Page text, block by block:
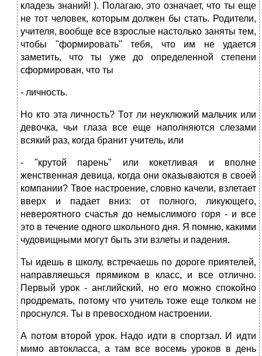
кладезь знаний! ). Полагаю, это означает, что ты еще
не тот человек, которым должен бы стать. Родители,
учителя, вообще все взрослые настолько заняты тем,
чтобы "формировать" тебя, что им не удается
заметить, что ты уже до определенной степени
сформирован, что ты
- личность.
Но кто эта личность? Тот ли неуклюжий мальчик или
девочка, чьи глаза все еще наполняются слезами
всякий раз, когда бранит учитель, или
- "крутой парень" или кокетливая и вполне
женственная девица, когда они оказываются в своей
компании? Твое настроение, словно качели, взлетает
вверх и падает вниз: от полного, ликующего,
невероятного счастья до немыслимого горя - и все
это в течение одного школьного дня. Я помню, какими
чудовищными могут быть эти взлеты и падения.
Ты идешь в школу, встречаешь по дороге приятелей,
направляешься прямиком в класс, и все отлично.
Первый урок - английский, но его можно спокойно
продремать, потому что учитель тоже еще толком не
проснулся. Ты в превосходном настроении.
А потом второй урок. Надо идти в спортзал. И идти
мимо автокласса, а там все восемь уроков в день